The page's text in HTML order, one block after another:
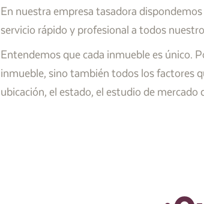
En nuestra empresa tasadora
servicio rápido y profesional a todos
Entendemos que cada inmueble es único.
inmueble, sino también todos los factores
ubicación, el estado, el estudio de mercado